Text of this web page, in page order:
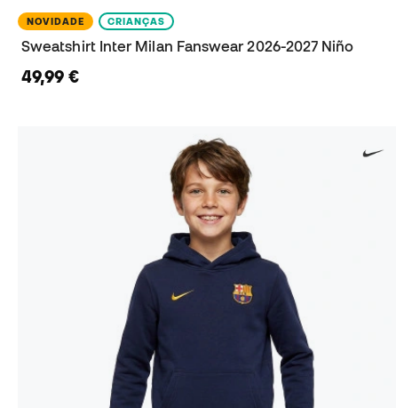
NOVIDADE CRIANÇAS
Sweatshirt Inter Milan Fanswear 2026-2027 Niño
49,99 €